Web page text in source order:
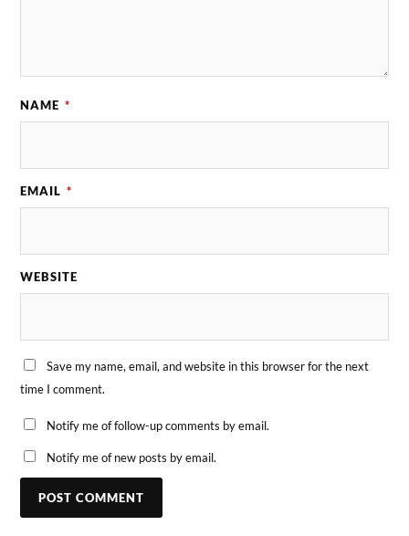
NAME *
EMAIL *
WEBSITE
Save my name, email, and website in this browser for the next
time I comment.
Notify me of follow-up comments by email.
Notify me of new posts by email.